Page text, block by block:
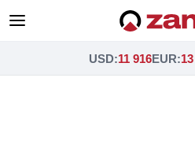
USD:11 916EUR: